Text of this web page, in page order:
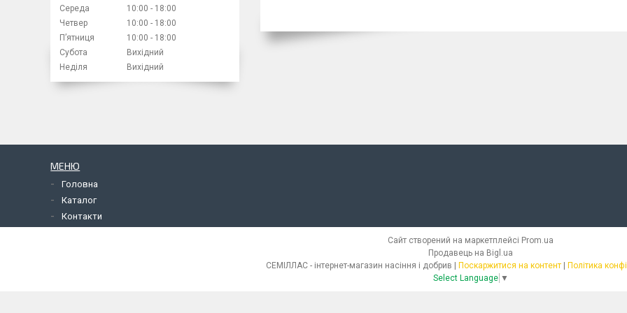
Середа
10:00
18:00
Четвер
10:00
18:00
Пʼятниця
10:00
18:00
Субота
Вихідний
Неділя
Вихідний
МЕНЮ
Головна
Каталог
Контакти
Сайт створений на маркетплейсі Prom.ua
Продавець на Bigl.ua
СЕМІЛЛАС - інтернет-магазин насіння і добрив | Поскаржитися на контент | Політика
Select Language ▼